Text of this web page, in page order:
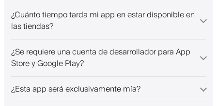
¿Cuánto tiempo tarda mi app en estar disponible en
las tiendas?
¿Se requiere una cuenta de desarrollador para App
Store y Google Play?
¿Esta app será exclusivamente mía?